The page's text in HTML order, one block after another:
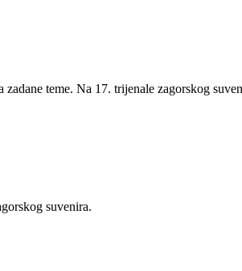
teme. Na 17. trijenale zagorskog
suvenira.